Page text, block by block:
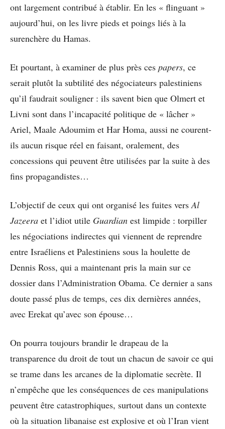
ont largement contribué à établir. En les « flinguant »
aujourd’hui, on les livre pieds et poings liés à la
surenchère du Hamas.
Et pourtant, à examiner de plus près ces papers, ce
serait plutôt la subtilité des négociateurs palestiniens
qu’il faudrait souligner : ils savent bien que Olmert et
Livni sont dans l’incapacité politique de « lâcher »
Ariel, Maale Adoumim et Har Homa, aussi ne courent-
ils aucun risque réel en faisant, oralement, des
concessions qui peuvent être utilisées par la suite à des
fins propagandistes…
L’objectif de ceux qui ont organisé les fuites vers Al
Jazeera et l’idiot utile Guardian est limpide : torpiller
les négociations indirectes qui viennent de reprendre
entre Israéliens et Palestiniens sous la houlette de
Dennis Ross, qui a maintenant pris la main sur ce
dossier dans l’Administration Obama. Ce dernier a sans
doute passé plus de temps, ces dix dernières années,
avec Erekat qu’avec son épouse…
On pourra toujours brandir le drapeau de la
transparence du droit de tout un chacun de savoir ce qui
se trame dans les arcanes de la diplomatie secrète. Il
n’empêche que les conséquences de ces manipulations
peuvent être catastrophiques, surtout dans un contexte
où la situation libanaise est explosive et où l’Iran vient